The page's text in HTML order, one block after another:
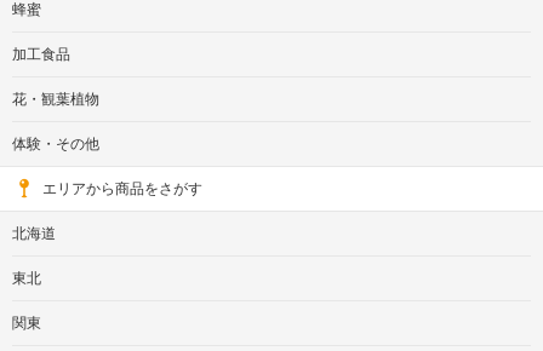
蜂蜜
加工食品
花・観葉植物
体験・その他
エリアから商品をさがす
北海道
東北
関東